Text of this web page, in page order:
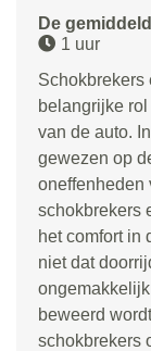
De
1 uur
Schokbrekers
belangrijke
van de auto.
gewezen op
oneffenheden
schokbrekers
het comfort in
niet dat
beweerd
schokbrekers